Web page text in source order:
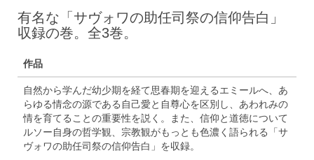
有名な「サヴォワの助任司祭の信仰告白」
収録の巻。全3巻。
作品
自然から学んだ幼少期を経て思春期を迎えるエミールへ、あ
らゆる情念の源である自己愛と自尊心を区別し、あわれみの
情を育てることの重要性を説く。また、信仰と道徳について
ルソー自身の哲学観、宗教観がもっとも色濃く語られる「サ
ヴォワの助任司祭の信仰告白」を収録。